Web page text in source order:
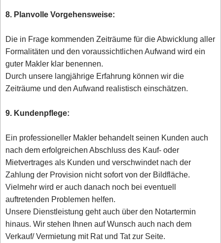
8. Planvolle Vorgehensweise:
Die in Frage kommenden Zeiträume für die Abwicklung aller
Formalitäten und den voraussichtlichen Aufwand wird ein
guter Makler klar benennen.
Durch unsere langjährige Erfahrung können wir die
Zeiträume und den Aufwand realistisch einschätzen.
9. Kundenpflege:
Ein professioneller Makler behandelt seinen Kunden auch
nach dem erfolgreichen Abschluss des Kauf- oder
Mietvertrages als Kunden und verschwindet nach der
Zahlung der Provision nicht sofort von der Bildfläche.
Vielmehr wird er auch danach noch bei eventuell
auftretenden Problemen helfen.
Unsere Dienstleistung geht auch über den Notartermin
hinaus. Wir stehen Ihnen auf Wunsch auch nach dem
Verkauf/ Vermietung mit Rat und Tat zur Seite.